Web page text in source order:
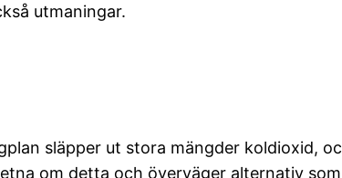
utmaningar.
släpper ut stora mängder koldioxid,
om detta och överväger alternativ